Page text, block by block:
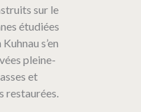
sur le
étudiées
s’en
pleine-
et
restaurées.